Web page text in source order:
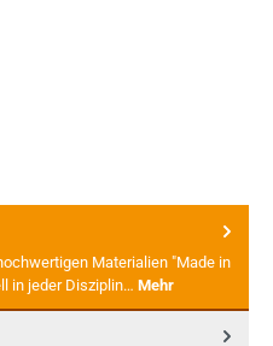
Materialien "Made in
in jeder Disziplin… Mehr